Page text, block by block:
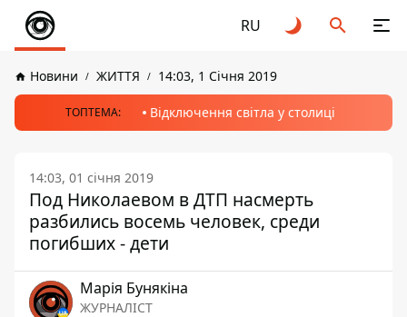
RU
Новини ЖИТТЯ 14:03, 1 Січня 2019
ТОПТЕМА: Відключення світла у столиці
14:03, 01 січня 2019
Под Николаевом в ДТП насмерть
разбились восемь человек, среди
погибших - дети
Марія Бунякіна
ЖУРНАЛІСТ